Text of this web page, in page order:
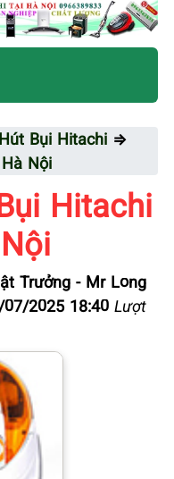
Bụi Hitachi ⇒
Nội
Hitachi
Trưởng - Mr Long
07/2025 18:40 Lượt